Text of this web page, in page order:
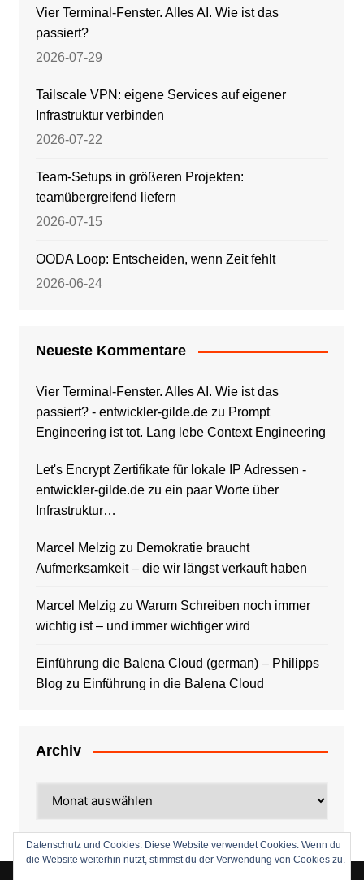
Vier Terminal-Fenster. Alles AI. Wie ist das
passiert?
2026-07-29
Tailscale VPN: eigene Services auf eigener
Infrastruktur verbinden
2026-07-22
Team-Setups in größeren Projekten:
teamübergreifend liefern
2026-07-15
OODA Loop: Entscheiden, wenn Zeit fehlt
2026-06-24
Neueste Kommentare
Vier Terminal-Fenster. Alles AI. Wie ist das
passiert? - entwickler-gilde.dezu Prompt
Engineering ist tot. Lang lebe Context Engineering
Let's Encrypt Zertifikate für lokale IP Adressen -
entwickler-gilde.dezu ein paar Worte über
Infrastruktur…
Marcel Melzig zu Demokratie braucht
Aufmerksamkeit – die wir längst verkauft haben
Marcel Melzig zu Warum Schreiben noch immer
wichtig ist – und immer wichtiger wird
Einführung die Balena Cloud (german) – Philipps
Blog zu Einführung in die Balena Cloud
Archiv
Datenschutz und Cookies: Diese Website verwendet Cookies. Wenn du
die Website weiterhin nutzt, stimmst du der Verwendung von Cookies zu.